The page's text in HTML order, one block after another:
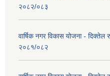
२०८२/०८३
वार्षिक नगर विकास योजना -
२०८१/०८२